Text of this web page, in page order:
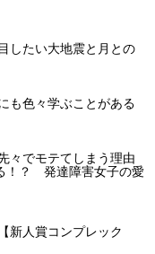
したい大地震と月との
も色々学ぶことがある
々でモテてしまう理由
！？ 発達障害女子の愛
新人賞コンプレック